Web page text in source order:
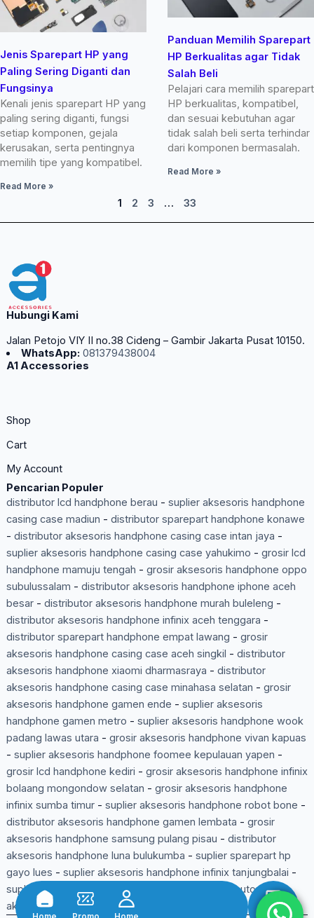
Jenis Sparepart HP yang
Paling Sering Diganti dan
Fungsinya
Kenali jenis sparepart HP yang
paling sering diganti, fungsi
setiap komponen, gejala
kerusakan, serta pentingnya
memilih tipe yang kompatibel.
Read More »
Panduan Memilih Sparepart
HP Berkualitas agar Tidak
Salah Beli
Pelajari cara memilih sparepart
HP berkualitas, kompatibel,
dan sesuai kebutuhan agar
tidak salah beli serta terhindar
dari komponen bermasalah.
Read More »
1 2 3 … 33
Hubungi Kami
Jalan Petojo VIY II no.38 Cideng – Gambir Jakarta Pusat 10150.
WhatsApp: 081379438004
A1 Accessories
Shop
Cart
My Account
Pencarian Populer
distributor lcd handphone berau - suplier aksesoris handphone
casing case madiun - distributor sparepart handphone konawe
- distributor aksesoris handphone casing case intan jaya -
suplier aksesoris handphone casing case yahukimo - grosir lcd
handphone mamuju tengah - grosir aksesoris handphone oppo
subulussalam - distributor aksesoris handphone iphone aceh
besar- distributor aksesoris handphone murah buleleng -
distributor aksesoris handphone infinix aceh tenggara -
distributor sparepart handphone empat lawang - grosir
aksesoris handphone casing case aceh singkil - distributor
aksesoris handphone xiaomi dharmasraya - distributor
aksesoris handphone casing case minahasa selatan - grosir
aksesoris handphone gamen ende - suplier aksesoris
handphone gamen metro - suplier aksesoris handphone wook
padang lawas utara - grosir aksesoris handphone vivan kapuas
- suplier aksesoris handphone foomee kepulauan yapen -
grosir lcd handphone kediri - grosir aksesoris handphone infinix
bolaang mongondow selatan - grosir aksesoris handphone
infinix sumba timur- suplier aksesoris handphone robot bone -
distributor aksesoris handphone gamen lembata - grosir
aksesoris handphone samsung pulang pisau - distributor
aksesoris handphone luna bulukumba - suplier sparepart hp
gayo lues - suplier aksesoris handphone infinix tanjungbalai -
suplier aksesoris handphone murah tebo
distributor
aksesoris handphone samsung tual